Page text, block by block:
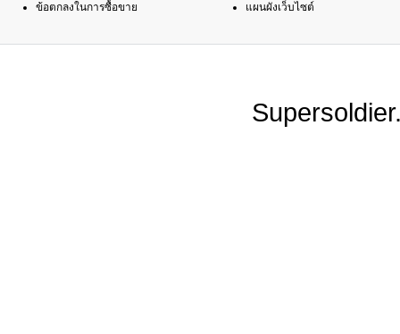
ข้อตกลงในการซื้อขาย
แผนผังเว็บไซต์